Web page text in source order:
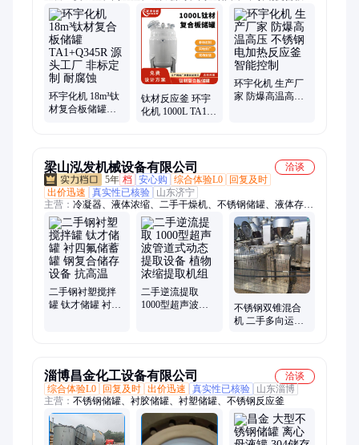
不锈钢釜、双端面机械密封、夹套循环导热油
环宇化机 18m³钛
材复合板储罐
钛材反应釜 环宇
化机 1000L TA1复
环宇化机 生产厂
家 防爆高温高压
梁山泓发机械设备有限公司
洽谈
5年 档 安心购 综合体验L0
回复及时
出价迅速
真实性已核验
山东济宁
主营： 冷凝器、液体浓缩、二手干燥机、不锈钢储罐、液体存储
罐、二维混合机、电加热烘箱、二手蒸发器、二手烘干机、卧螺
离心机、二手搅拌罐、平板离心机、滚筒烘干机、热风循环烘
箱、实验室反应釜、电动板框隔膜、不锈钢反应釜、双螺杆混合
机、碟片离心机、二手离心机、二手闪蒸干燥机、二手生物发酵
罐
二手钢衬塑搅拌
罐 钛才储罐 衬四
二手逆流提取
1000型超声波管
不锈钢双锥混合
机 二手多向运动
淄博昌金化工设备有限公司
洽谈
综合体验L0
回复及时 出价迅速 真实性已核验
山东淄博
主营： 不锈钢储罐、衬胶储罐、衬塑储罐、不锈钢反应釜